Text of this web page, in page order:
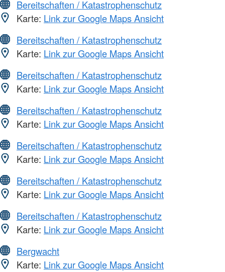
Bereitschaften / Katastrophenschutz
Karte: Link zur Google Maps Ansicht
Bereitschaften / Katastrophenschutz
Karte: Link zur Google Maps Ansicht
Bereitschaften / Katastrophenschutz
Karte: Link zur Google Maps Ansicht
Bereitschaften / Katastrophenschutz
Karte: Link zur Google Maps Ansicht
Bereitschaften / Katastrophenschutz
Karte: Link zur Google Maps Ansicht
Bereitschaften / Katastrophenschutz
Karte: Link zur Google Maps Ansicht
Bereitschaften / Katastrophenschutz
Karte: Link zur Google Maps Ansicht
Bergwacht
Karte: Link zur Google Maps Ansicht